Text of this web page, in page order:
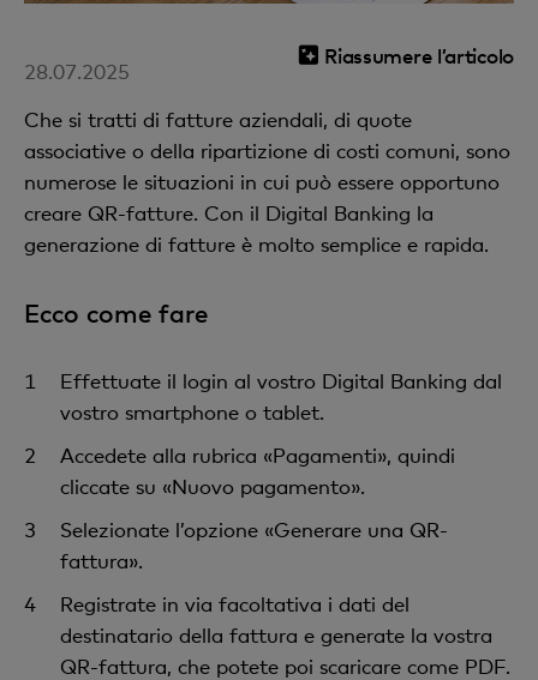
Riassumere l’articolo
28.07.2025
Che si tratti di fatture aziendali, di quote
associative o della ripartizione di costi comuni, sono
numerose le situazioni in cui può essere opportuno
creare QR-fatture. Con il Digital Banking la
generazione di fatture è molto semplice e rapida.
Ecco come fare
Effettuate il login al vostro Digital Banking dal
vostro smartphone o tablet.
Accedete alla rubrica «Pagamenti», quindi
cliccate su «Nuovo pagamento».
Selezionate l’opzione «Generare una QR-
fattura».
Registrate in via facoltativa i dati del
destinatario della fattura e generate la vostra
QR-fattura, che potete poi scaricare come PDF.